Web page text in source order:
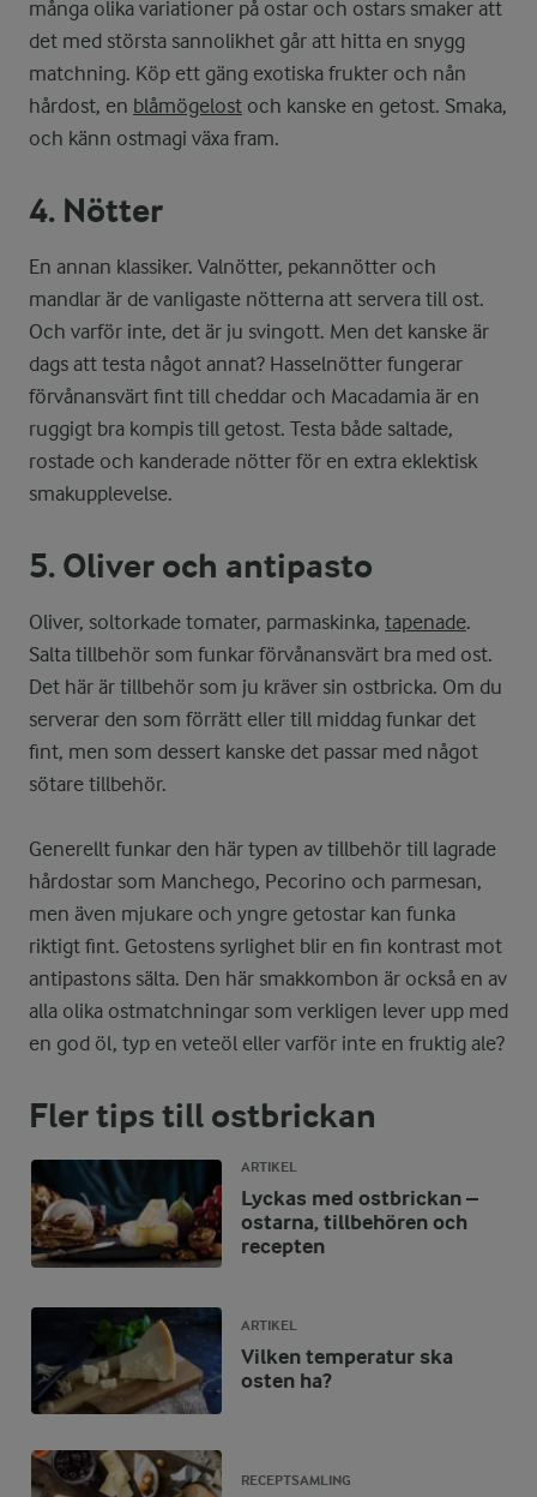
många olika variationer på ostar och ostars smaker att
det med största sannolikhet går att hitta en snygg
matchning. Köp ett gäng exotiska frukter och nån
hårdost, en blåmögelost och kanske en getost. Smaka,
och känn ostmagi växa fram.
4. Nötter
En annan klassiker. Valnötter, pekannötter och
mandlar är de vanligaste nötterna att servera till ost.
Och varför inte, det är ju svingott. Men det kanske är
dags att testa något annat? Hasselnötter fungerar
förvånansvärt fint till cheddar och Macadamia är en
ruggigt bra kompis till getost. Testa både saltade,
rostade och kanderade nötter för en extra eklektisk
smakupplevelse.
5. Oliver och antipasto
Oliver, soltorkade tomater, parmaskinka, tapenade.
Salta tillbehör som funkar förvånansvärt bra med ost.
Det här är tillbehör som ju kräver sin ostbricka. Om du
serverar den som förrätt eller till middag funkar det
fint, men som dessert kanske det passar med något
sötare tillbehör.
Generellt funkar den här typen av tillbehör till lagrade
hårdostar som Manchego, Pecorino och parmesan,
men även mjukare och yngre getostar kan funka
riktigt fint. Getostens syrlighet blir en fin kontrast mot
antipastons sälta. Den här smakkombon är också en av
alla olika ostmatchningar som verkligen lever upp med
en god öl, typ en veteöl eller varför inte en fruktig ale?
Fler tips till ostbrickan
ARTIKEL
Lyckas med ostbrickan –
ostarna, tillbehören och
recepten
ARTIKEL
Vilken temperatur ska
osten ha?
RECEPTSAMLING